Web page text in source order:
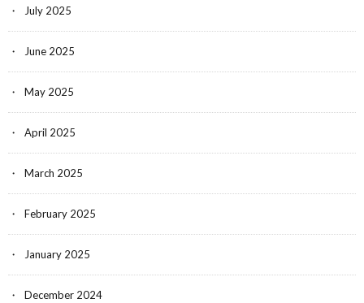
July 2025
June 2025
May 2025
April 2025
March 2025
February 2025
January 2025
December 2024